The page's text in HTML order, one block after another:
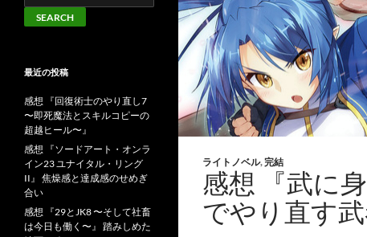
ライトノベル,完結
感想 『武に
でやり直す武
最近の投稿
感想 『回復術士のやり直し7
〜即死魔法とスキルコピーの
超越ヒール〜』
感想 『ソードアート・オンラ
イン23 ユナイタル・リング
II』 焦燥感と達成感のせめぎ
合い
感想 『29とJK8 〜そして社畜
は今日も働く〜』 踏みしめた